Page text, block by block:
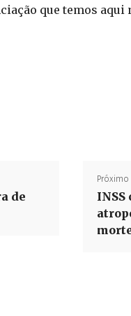
que temos aqui
de
Próximo
INSS